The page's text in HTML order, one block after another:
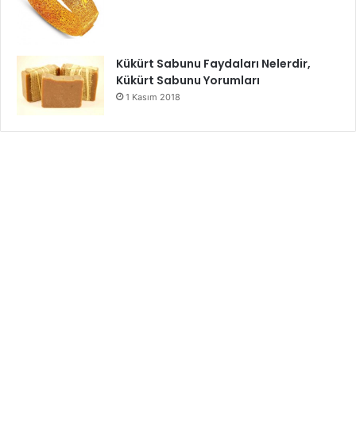
Kükürt Sabunu Faydaları Nelerdir,
Kükürt Sabunu Yorumları
1 Kasım 2018